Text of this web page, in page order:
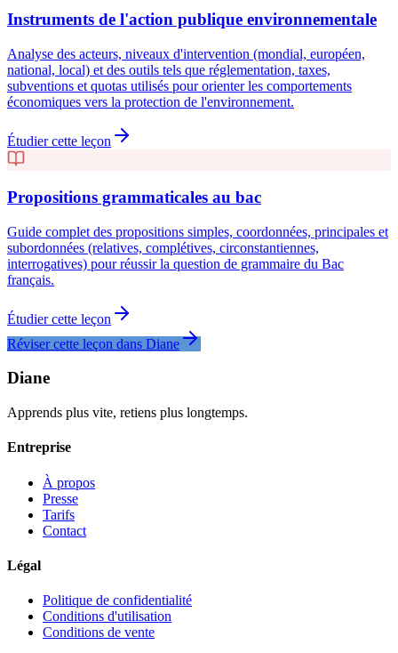
Instruments de l'action publique environnementale
Analyse des acteurs, niveaux d'intervention (mondial, européen,
national, local) et des outils tels que réglementation, taxes,
subventions et quotas utilisés pour orienter les comportements
économiques vers la protection de l'environnement.
Étudier cette leçon
Propositions grammaticales au bac
Guide complet des propositions simples, coordonnées, principales et
subordonnées (relatives, complétives, circonstantiennes,
interrogatives) pour réussir la question de grammaire du Bac
français.
Étudier cette leçon
Réviser cette leçon dans Diane
Diane
Apprends plus vite, retiens plus longtemps.
Entreprise
À propos
Presse
Tarifs
Contact
Légal
Politique de confidentialité
Conditions d'utilisation
Conditions de vente